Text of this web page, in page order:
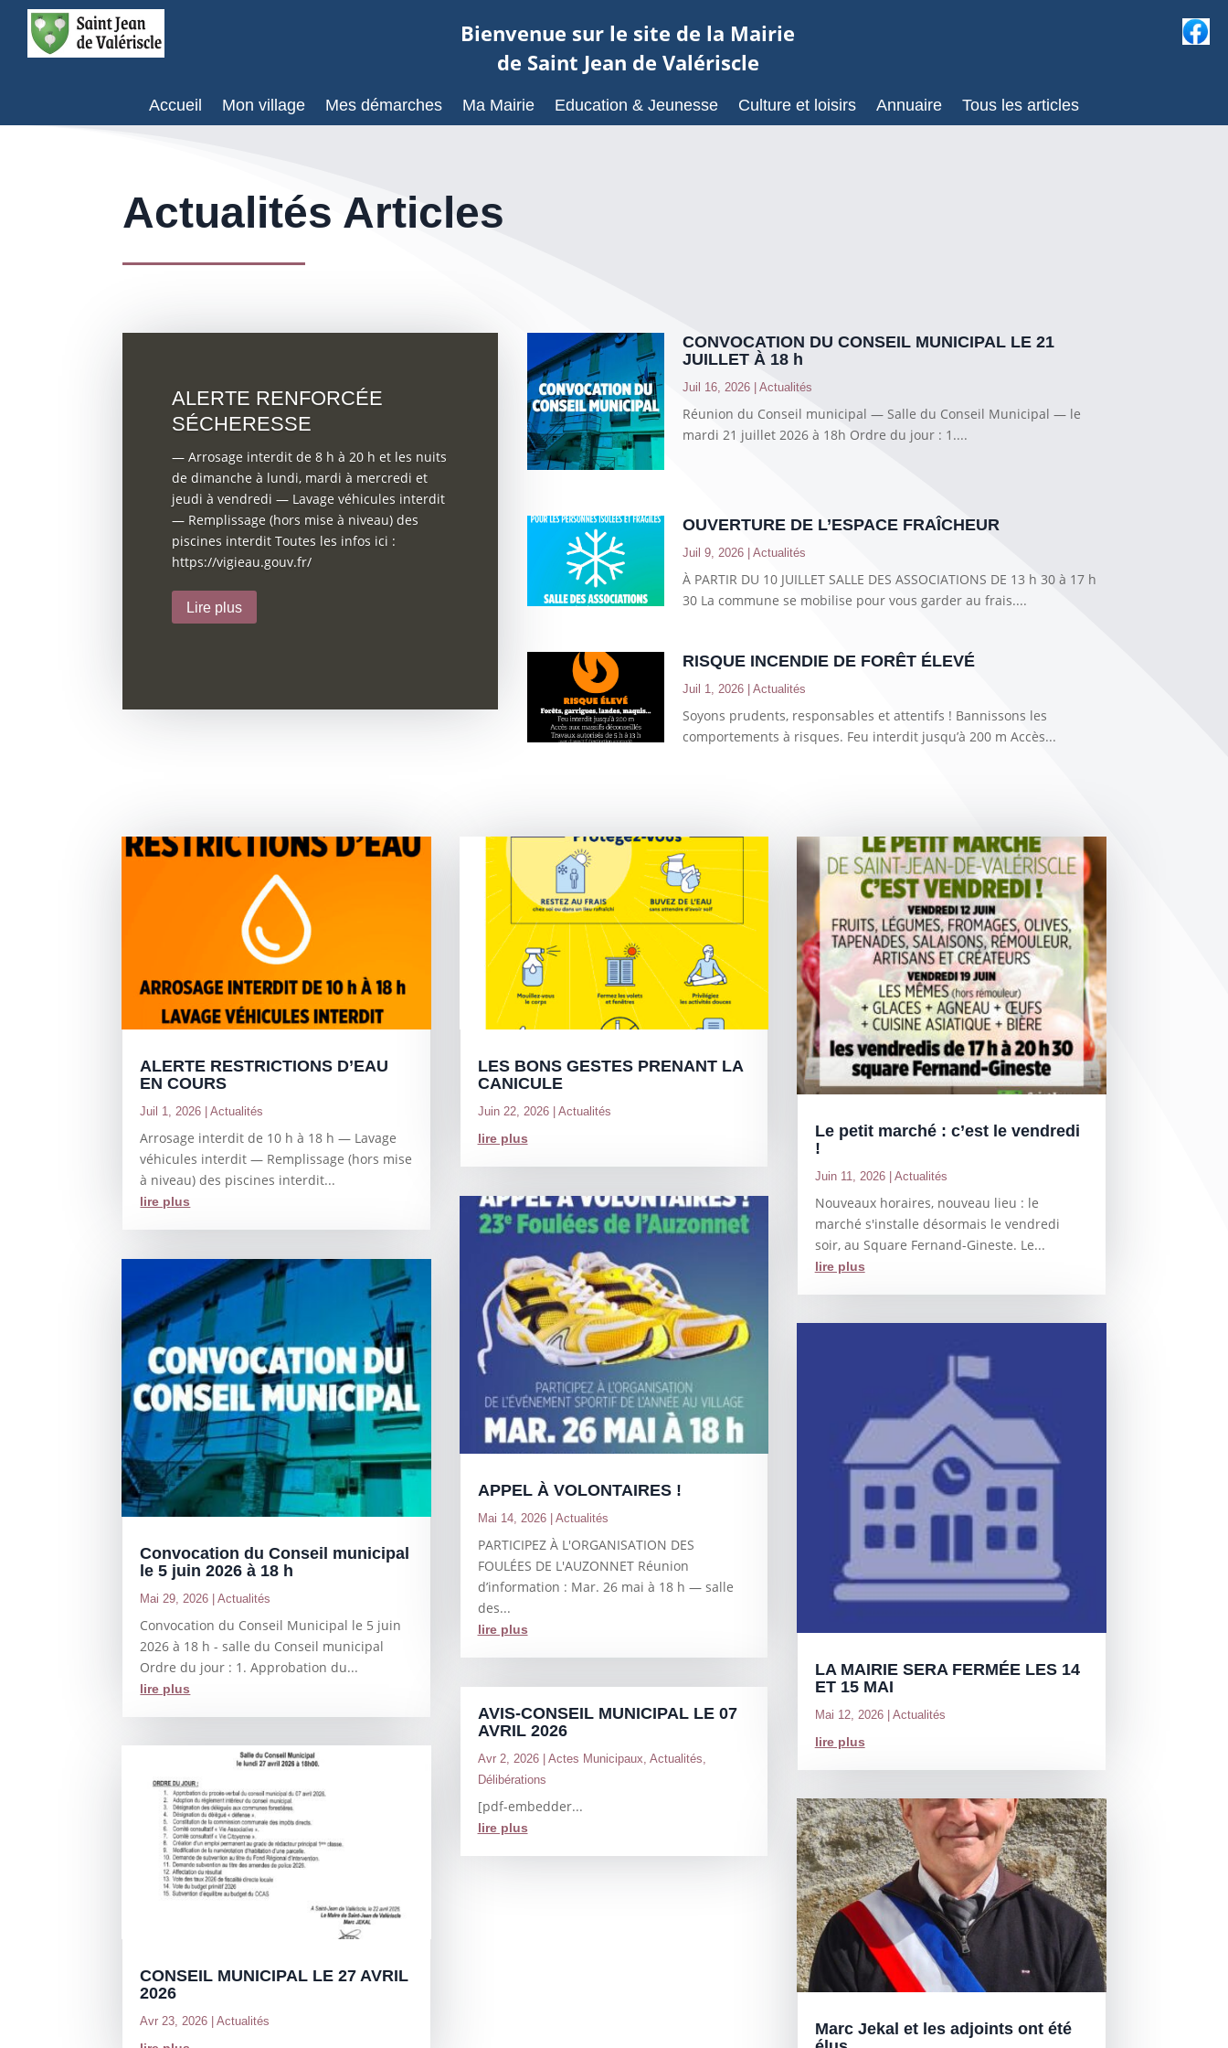
Bienvenue sur le site de la Mairie
de Saint Jean de Valériscle
Accueil Mon village Mes démarches Ma Mairie Education & Jeunesse Culture et loisirs Annuaire Tous les articles
Actualités Articles
ALERTE RENFORCÉE
SÉCHERESSE
— Arrosage interdit de 8 h à 20 h et les nuits
de dimanche à lundi, mardi à mercredi et
jeudi à vendredi — Lavage véhicules interdit
— Remplissage (hors mise à niveau) des
piscines interdit Toutes les infos ici :
https://vigieau.gouv.fr/
Lire plus
CONVOCATION DU CONSEIL MUNICIPAL LE 21
JUILLET À 18 h
Juil 16, 2026 |Actualités
Réunion du Conseil municipal — Salle du Conseil Municipal — le
mardi 21 juillet 2026 à 18h Ordre du jour : 1....
OUVERTURE DE L’ESPACE FRAÎCHEUR
Juil 9, 2026 |Actualités
À PARTIR DU 10 JUILLET SALLE DES ASSOCIATIONS DE 13 h 30 à 17 h
30 La commune se mobilise pour vous garder au frais....
RISQUE INCENDIE DE FORÊT ÉLEVÉ
Juil 1, 2026 |Actualités
Soyons prudents, responsables et attentifs ! Bannissons les
comportements à risques. Feu interdit jusqu’à 200 m Accès...
ALERTE RESTRICTIONS D’EAU
EN COURS
Juil 1, 2026 |Actualités
Arrosage interdit de 10 h à 18 h — Lavage
véhicules interdit — Remplissage (hors mise
à niveau) des piscines interdit...
lire plus
Convocation du Conseil municipal
le 5 juin 2026 à 18 h
Mai 29, 2026 |Actualités
Convocation du Conseil Municipal le 5 juin
2026 à 18 h - salle du Conseil municipal
Ordre du jour : 1. Approbation du...
lire plus
CONSEIL MUNICIPAL LE 27 AVRIL
2026
Avr 23, 2026 |Actualités
LES BONS GESTES PRENANT LA
CANICULE
Juin 22, 2026| Actualités
lire plus
APPEL À VOLONTAIRES !
Mai 14, 2026| Actualités
PARTICIPEZ À L'ORGANISATION DES
FOULÉES DE L'AUZONNET Réunion
d’information : Mar. 26 mai à 18 h — salle
des...
lire plus
AVIS-CONSEIL MUNICIPAL LE 07
AVRIL 2026
Avr 2, 2026| Actes Municipaux, Actualités,
Délibérations
[pdf-embedder...
lire plus
Le petit marché : c’est le vendredi
!
Juin 11, 2026| Actualités
Nouveaux horaires, nouveau lieu : le
marché s'installe désormais le vendredi
soir, au Square Fernand-Gineste. Le...
lire plus
LA MAIRIE SERA FERMÉE LES 14
ET 15 MAI
Mai 12, 2026| Actualités
lire plus
Marc Jekal et les adjoints ont été